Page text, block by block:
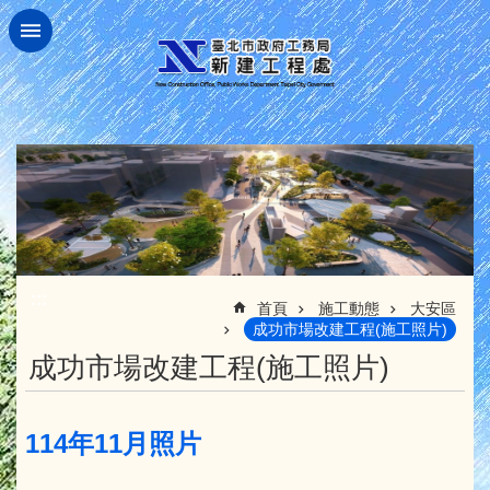
跳到主要內容區塊
首頁 施工動態
大安區
成功市場改建工程(施工照片)
成功市場改建工程(施工照片)
114年11月照片